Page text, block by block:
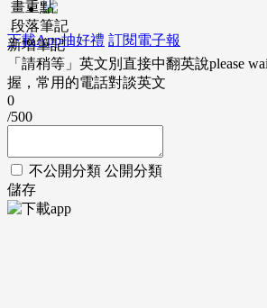
下載App抽好禮 訂閱電子報
畫重點
段落筆記
新增筆記
「請稍等」英文別直接中翻英說please
握，常用的電話對談英文
0
/500
不公開分類 公開分類
儲存